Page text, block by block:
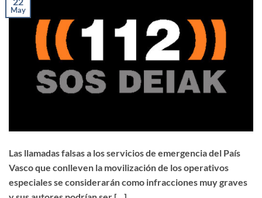
May
Las llamadas falsas a los servicios de emergencia del País
Vasco que conlleven la movilización de los operativos
especiales se considerarán como infracciones muy graves